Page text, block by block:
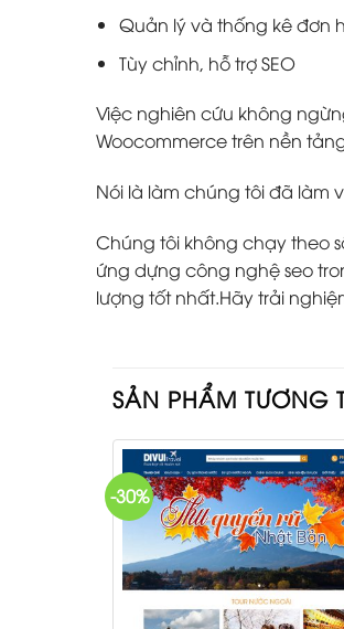
Quản lý và thống kê đơn
Tùy chỉnh, hỗ trợ SEO
Việc nghiên cứu không
Woocommerce trên nền
Nói là làm chúng tôi đã làm
Chúng tôi không chạy theo
ứng dựng công nghệ seo
lượng tốt nhất.Hãy trải
SẢN PHẨM TƯƠNG
-30%